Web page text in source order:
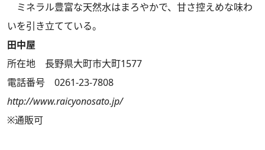
ミネラル豊富な天然水はまろやかで、甘さ控えめな味わ
いを引き立てている。
田中屋
所在地 長野県大町市大町1577
電話番号 0261-23-7808
http://www.raicyonosato.jp/
※通販可